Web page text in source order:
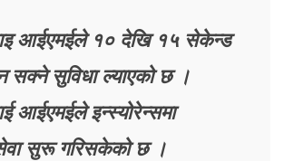
आईएमईले १० देखि १५ सेकेन्ड
सक्ने सुविधा ल्याएको छ ।
आईएमईले इन्स्योरेन्समा
सुरू गरिसकेको छ ।